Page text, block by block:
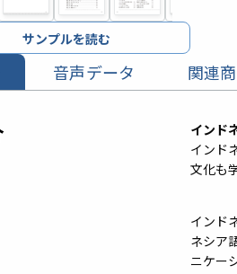
サンプルを読む
音声データ 関連
インド
インド
文化も
インド
ネシア
ニケー